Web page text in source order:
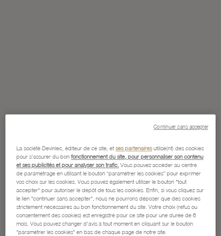
La société Devinlec, éditeur de ce site, etses partenairesutilise(nt) des cookies
pour s'assurer du bonfonctionnement du site, pour personnaliser son contenu
et ses publicités et pour analyser son trafic. Vous pouvez accéder au centre
de paramétrage en utilisant le bouton “paramétrer les cookies” pour exprimer
vos choix sur les cookies. Vous pouvez également utiliser le bouton "tout
accepter" pour autoriser le dépôt de tous les cookies. Enfin, si vous cliquez sur
le lien "continuer sans accepter", nous ne pourrons déposer que des cookies
strictement nécessaires au bon fonctionnement du site. Votre choix (refus ou
consentement des cookies) est enregistré pour ce site pour une durée de 6
mois. Vous pouvez changer d'avis à tout moment en cliquant sur le bouton
"paramétrer les cookies" en bas de chaque page de notre site.
Continuer sans accepter